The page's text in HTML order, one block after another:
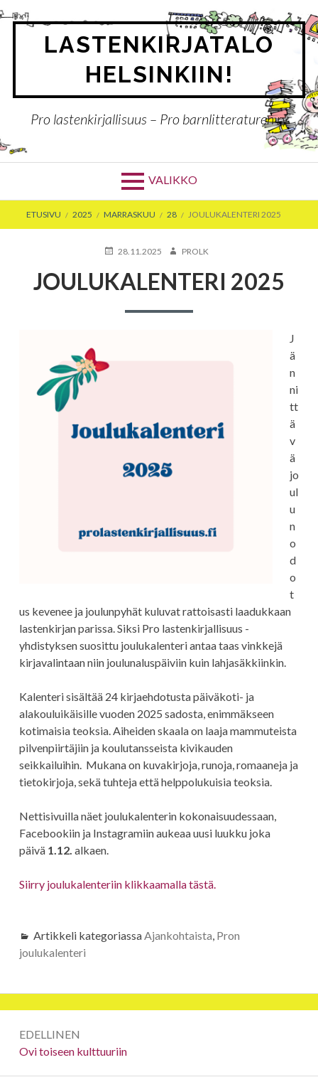
Siirry
sisältöön
LASTENKIRJATALO
HELSINKIIN!
Pro lastenkirjallisuus – Pro barnlitteraturen ry
VALIKKO
MURUPOLKU
ETUSIVU 2025 MARRASKUU 28 JOULUKALENTERI 2025
JULKAISTU
28.11.2025 KIRJOITTAJA
PROLK
JOULUKALENTERI 2025
J
ä
n
ni
tt
ä
v
ä
jo
ul
u
n
o
d
o
t
us kevenee ja joulunpyhät kuluvat rattoisasti laadukkaan
lastenkirjan parissa. Siksi Pro lastenkirjallisuus -
yhdistyksen suosittu joulukalenteri antaa taas vinkkejä
kirjavalintaan niin joulunaluspäiviin kuin lahjasäkkiinkin.
Kalenteri sisältää 24 kirjaehdotusta päiväkoti- ja
alakouluikäisille vuoden 2025 sadosta, enimmäkseen
kotimaisia teoksia. Aiheiden skaala on laaja mammuteista
pilvenpiirtäjiin ja koulutansseista kivikauden
seikkailuihin. Mukana on kuvakirjoja, runoja, romaaneja ja
tietokirjoja, sekä tuhteja että helppolukuisia teoksia.
Nettisivuilla näet joulukalenterin kokonaisuudessaan,
Facebookiin ja Instagramiin aukeaa uusi luukku joka
päivä 1.12. alkaen.
Siirry joulukalenteriin klikkaamalla tästä.
Artikkeli kategoriassaAjankohtaista, Pron
joulukalenteri
selaus
EDELLINEN
Edellinen:
Ovi toiseen kulttuuriin